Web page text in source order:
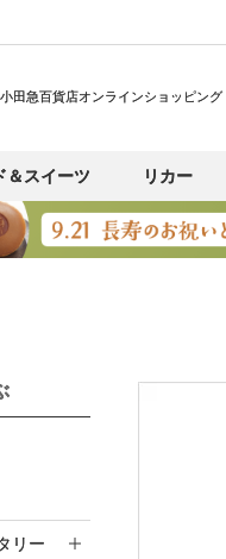
小田急百貨店オンラインショッピング
＆スイーツ リカー
リー